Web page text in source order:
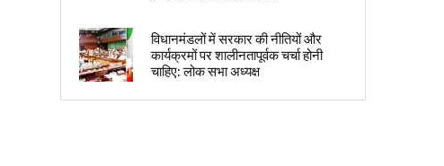
विधानमंडलों में सरकार की नीतियों और
कार्यक्रमों पर शालीनतापूर्वक चर्चा होनी
चाहिए: लोक सभा अध्यक्ष